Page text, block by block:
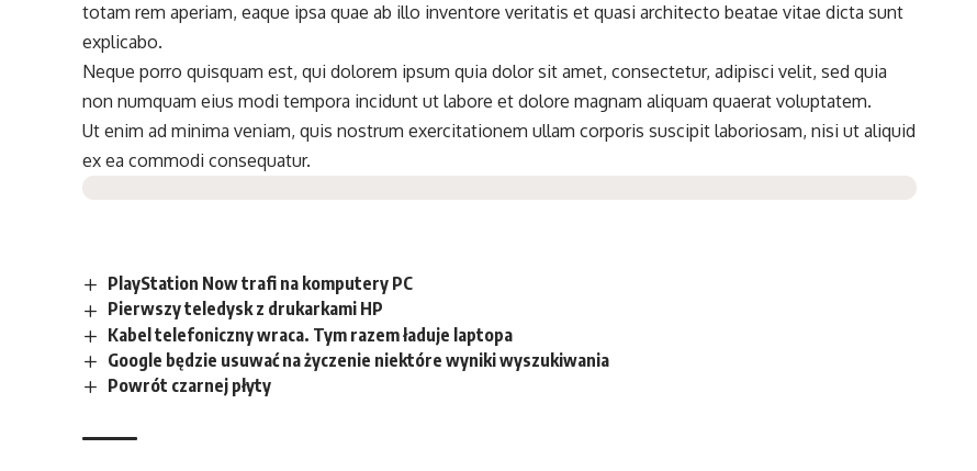
totam rem aperiam, eaque ipsa quae ab illo inventore veritatis et quasi architecto beatae vitae dicta sunt
explicabo.
Neque porro quisquam est, qui dolorem ipsum quia dolor sit amet, consectetur, adipisci velit, sed quia
non numquam eiusmodi tempora incidunt ut labore et dolore magnam aliquam quaerat voluptatem.
Ut enim ad minima veniam, quis nostrum exercitationem ullam corporis suscipit laboriosam, nisi ut aliquid
ex ea commodi consequatur.
PlayStation Now trafi na komputery PC
Pierwszy teledysk z drukarkami HP
Kabel telefoniczny wraca. Tym razem ładuje laptopa
Google będzie usuwać na życzenie niektóre wyniki wyszukiwania
Powrót czarnej płyty